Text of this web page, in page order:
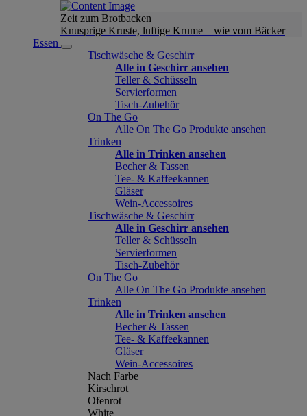
Zeit zum Brotbacken
Knusprige Kruste, luftige Krume – wie vom Bäcker
Essen
Tischwäsche & Geschirr
Alle in Geschirr ansehen
Teller & Schüsseln
Servierformen
Tisch-Zubehör
On The Go
Alle On The Go Produkte ansehen
Trinken
Alle in Trinken ansehen
Becher & Tassen
Tee- & Kaffeekannen
Gläser
Wein-Accessoires
Tischwäsche & Geschirr
Alle in Geschirr ansehen
Teller & Schüsseln
Servierformen
Tisch-Zubehör
On The Go
Alle On The Go Produkte ansehen
Trinken
Alle in Trinken ansehen
Becher & Tassen
Tee- & Kaffeekannen
Gläser
Wein-Accessoires
Nach Farbe
Kirschrot
Ofenrot
White